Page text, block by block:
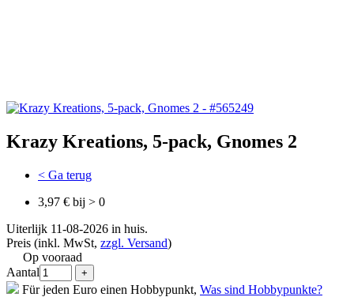
Krazy Kreations, 5-pack, Gnomes 2
< Ga terug
3,97 € bij > 0
Uiterlijk 11-08-2026 in huis.
Preis (inkl. MwSt, zzgl. Versand)
Op vooraad
Aantal
Für jeden Euro einen Hobbypunkt, Was sind Hobbypunkte?